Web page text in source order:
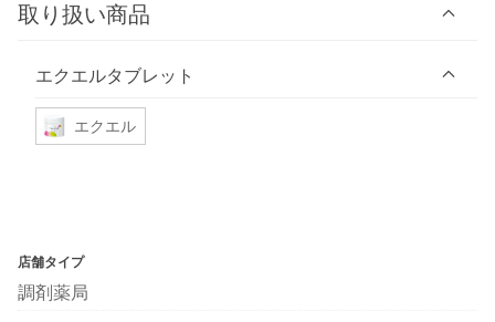
取り扱い商品
エクエルタブレット
エクエル
店舗タイプ
調剤薬局